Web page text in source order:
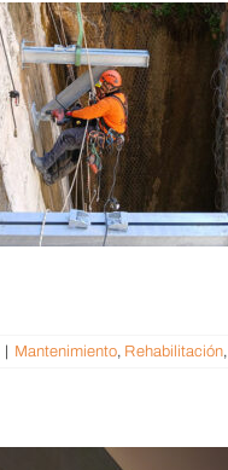
Mantenimiento, Rehabilitación,